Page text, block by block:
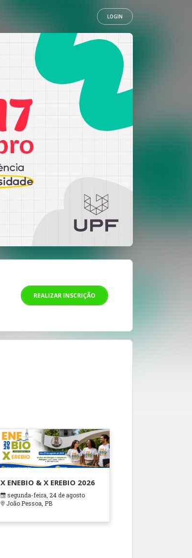
LOGIN
REALIZAR INSCRIÇÃO
X ENEBIO & X EREBIO 2026
segunda-feira, 24 de agosto
João Pessoa, PB